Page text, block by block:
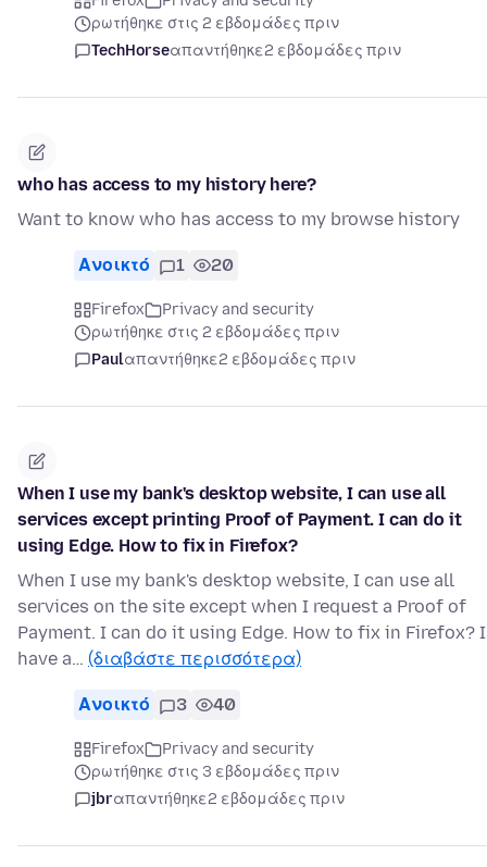
ρωτήθηκε στις 2 εβδομάδες πριν
TechHorseαπαντήθηκε2 εβδομάδες πριν
who has access to my history here?
Want to know who has access to my browse history
Ανοικτό 1 20
Firefox
Privacy and security
ρωτήθηκε στις 2 εβδομάδες πριν
Paulαπαντήθηκε2 εβδομάδες πριν
When I use my bank's desktop website, I can use all
services except printing Proof of Payment. I can do it
using Edge. How to fix in Firefox?
When I use my bank's desktop website, I can use all
services on the site except when I request a Proof of
Payment. I can do it using Edge. How to fix in Firefox? I
have a… (διαβάστε περισσότερα)
Ανοικτό 3 40
Firefox
Privacy and security
ρωτήθηκε στις 3 εβδομάδες πριν
jbrαπαντήθηκε2 εβδομάδες πριν